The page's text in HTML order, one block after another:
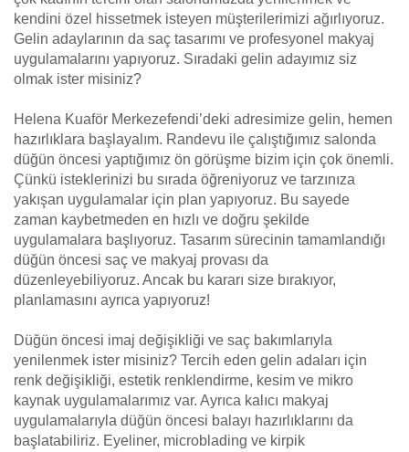
kendini özel hissetmek isteyen müşterilerimizi ağırlıyoruz.
Gelin adaylarının da saç tasarımı ve profesyonel makyaj
uygulamalarını yapıyoruz. Sıradaki gelin adayımız siz
olmak ister misiniz?
Helena Kuaför Merkezefendi’deki adresimize gelin, hemen
hazırlıklara başlayalım. Randevu ile çalıştığımız salonda
düğün öncesi yaptığımız ön görüşme bizim için çok önemli.
Çünkü isteklerinizi bu sırada öğreniyoruz ve tarzınıza
yakışan uygulamalar için plan yapıyoruz. Bu sayede
zaman kaybetmeden en hızlı ve doğru şekilde
uygulamalara başlıyoruz. Tasarım sürecinin tamamlandığı
düğün öncesi saç ve makyaj provası da
düzenleyebiliyoruz. Ancak bu kararı size bırakıyor,
planlamasını ayrıca yapıyoruz!
Düğün öncesi imaj değişikliği ve saç bakımlarıyla
yenilenmek ister misiniz? Tercih eden gelin adaları için
renk değişikliği, estetik renklendirme, kesim ve mikro
kaynak uygulamalarımız var. Ayrıca kalıcı makyaj
uygulamalarıyla düğün öncesi balayı hazırlıklarını da
başlatabiliriz. Eyeliner, microblading ve kirpik